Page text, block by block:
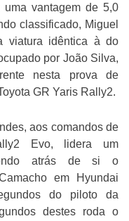
vantagem de 5,0
classificado, Miguel
viatura idêntica à do
por João Silva,
nesta prova de
GR Yaris Rally2.
aos comandos de
Evo, lidera um
atrás de si o
em Hyundai
do piloto da
destes roda o